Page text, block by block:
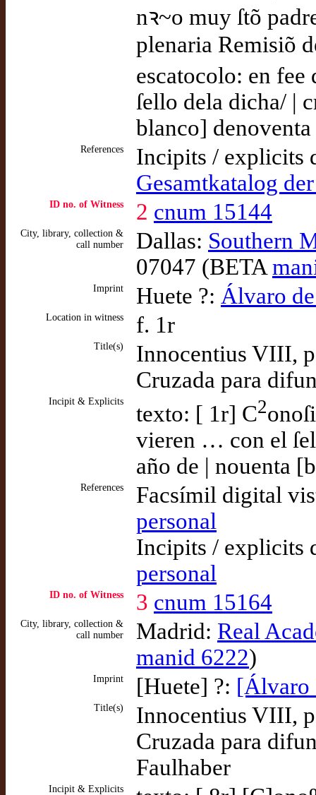
nꝛ~o muy ſtõ
plenaria Remisiõ
escatocolo: en fee
ſello dela dicha/ |
blanco]
References
Incipits / explicits
Gesamtkatalog
ID no. of Witness 2 cnum 15144
City, library, collection &
call number
Dallas: Southern
07047 (BETA
Imprint Huete ?: Álvaro
Location in witness f. 1r
Title(s)
Innocentius VIII,
Cruzada para
Incipit & Explicits texto: [ 1r] C2
vieren … con el
año de | nouenta
References
Facsímil digital
personal
Incipits / explicits
personal
ID no. of Witness 3 cnum 15164
City, library, collection &
call number
Madrid: Real
manid 6222)
Imprint [Huete] ?: [Álvaro
Title(s)
Innocentius VIII,
Cruzada para
Faulhaber
Incipit & Explicits